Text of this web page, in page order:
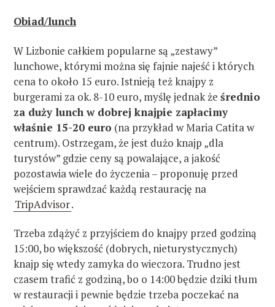
Obiad/lunch
W Lizbonie całkiem popularne są „zestawy”
lunchowe, którymi można się fajnie najeść i których
cena to około 15 euro. Istnieją też knajpy z
burgerami za ok. 8-10 euro, myślę jednak że średnio
za duży lunch w dobrej knajpie zapłacimy
właśnie 15-20 euro (na przykład w Maria Catita w
centrum). Ostrzegam, że jest dużo knajp „dla
turystów” gdzie ceny są powalające, a jakość
pozostawia wiele do życzenia – proponuję przed
wejściem sprawdzać każdą restaurację na
TripAdvisor.
Trzeba zdążyć z przyjściem do knajpy przed godziną
15:00, bo większość (dobrych, nieturystycznych)
knajp się wtedy zamyka do wieczora. Trudno jest
czasem trafić z godziną, bo o 14:00 będzie dziki tłum
w restauracji i pewnie będzie trzeba poczekać na